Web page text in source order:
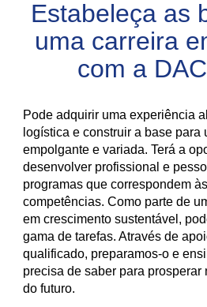
Estabeleça as
uma carreira
com a
Pode adquirir uma experiência
logística e construir a base para
empolgante e variada. Terá a
desenvolver profissional e
programas que correspondem
competências. Como parte de
em crescimento sustentável,
gama de tarefas. Através de
qualificado, preparamos-o e
precisa de saber para prosperar
do futuro.